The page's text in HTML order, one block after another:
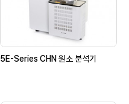
5E-Series CHN 원소 분석기